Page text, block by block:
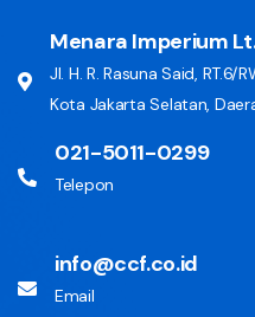
Menara Imperium
Jl. H. R. Rasuna Said,
Kota Jakarta Selatan,
021-5011-0299
Telepon
info@ccf.co.id
Email